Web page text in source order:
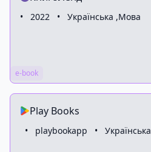
• 2022 • Українська ,Мова
e-book
Play Books
• playbookapp • Українська